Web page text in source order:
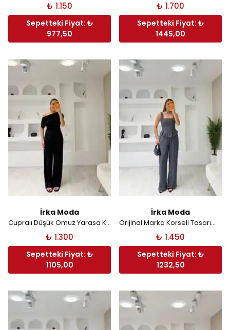
₺ 1.150
Sepetteki Fiyat: ₺
977,50
₺ 1.700
Sepetteki Fiyat: ₺
1445,00
İrka Moda
Cupralı Düşük Omuz Yarasa Kol Takım - Siyah
₺ 1.300
Sepetteki Fiyat: ₺
1105,00
İrka Moda
Orijinal Marka Korseli Tasarım Takım - Gri
₺ 1.450
Sepetteki Fiyat: ₺
1232,50